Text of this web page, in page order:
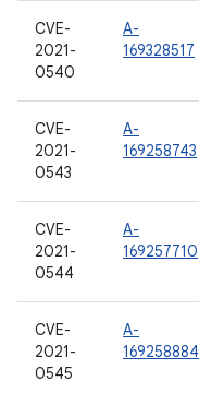
CVE-
2021-
0540
A-
169328517
CVE-
2021-
0543
A-
169258743
CVE-
2021-
0544
A-
169257710
CVE-
2021-
0545
A-
169258884